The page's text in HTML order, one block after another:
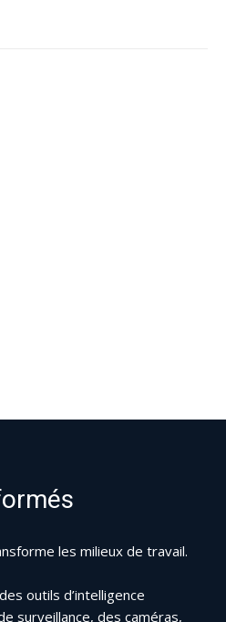
les milieux de travail.
outils d’intelligence
surveillance, des caméras,